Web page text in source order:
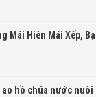
Mái Hiên Mái Xếp,
hồ chứa nước nuôi